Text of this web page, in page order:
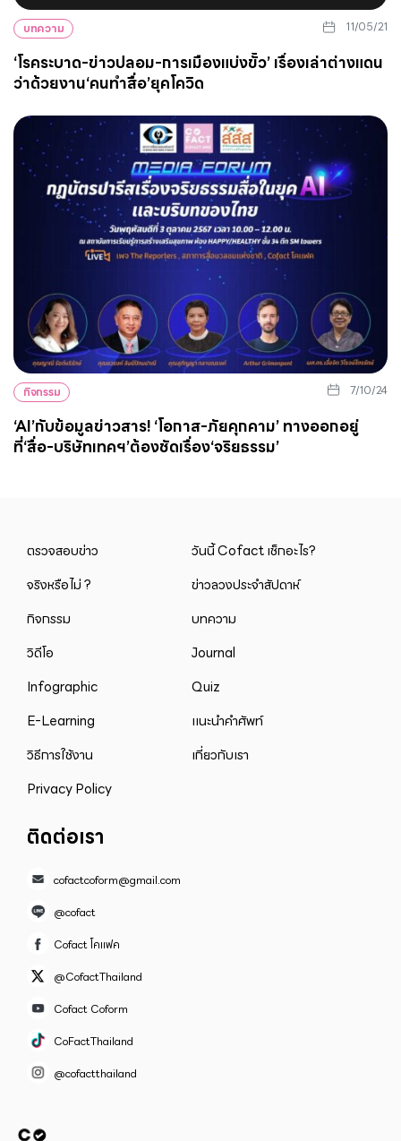
บทความ 11/05/21
‘โรคระบาด-ข่าวปลอม-การเมืองแบ่งขั้ว’ เรื่องเล่าต่างแดน
ว่าด้วยงาน‘คนทำสื่อ’ยุคโควิด
กิจกรรม 7/10/24
‘AI’กับข้อมูลข่าวสาร! ‘โอกาส-ภัยคุกคาม’ ทางออกอยู่
ที่‘สื่อ-บริษัทเทคฯ’ต้องชัดเรื่อง‘จริยธรรม’
ตรวจสอบข่าว
วันนี้ Cofact เช็กอะไร?
จริงหรือไม่ ?
ข่าวลวงประจำสัปดาห์
กิจกรรม
บทความ
วิดีโอ
Journal
Infographic
Quiz
E-Learning
แนะนำคำศัพท์
วิธีการใช้งาน
เกี่ยวกับเรา
Privacy Policy
ติดต่อเรา
cofactcoform@gmail.com
@cofact
Cofact โคแฟค
@CofactThailand
Cofact Coform
CoFactThailand
@cofactthailand